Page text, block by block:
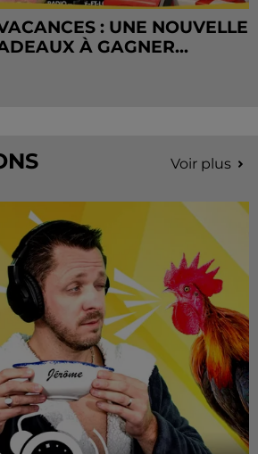
: UNE NOUVELLE
À GAGNER...
Voir plus